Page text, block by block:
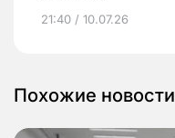
21:40 / 10.07.26
Похожие новости